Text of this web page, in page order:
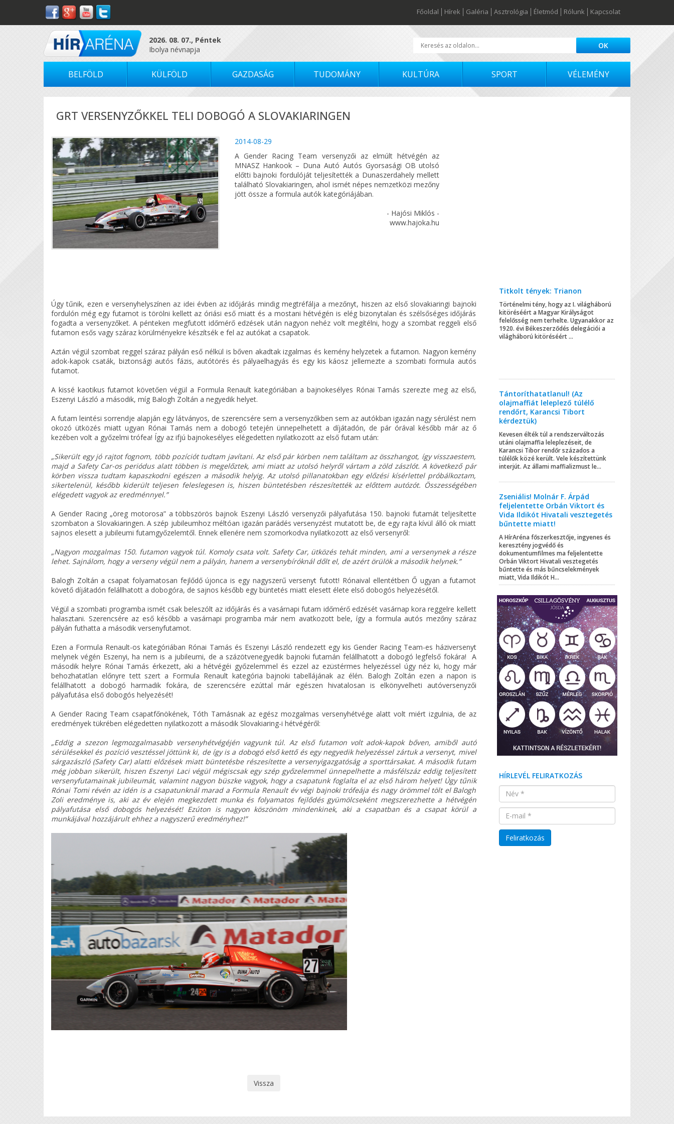
Főoldal Hírek Galéria Asztrológia Életmód Rólunk Kapcsolat
2026. 08. 07., Péntek
Ibolya névnapja
BELFÖLD KÜLFÖLD GAZDASÁG TUDOMÁNY KULTÚRA SPORT VÉLEMÉNY
GRT VERSENYZŐKKEL TELI DOBOGÓ A SLOVAKIARINGEN
2014-08-29
A Gender Racing Team versenyzői az elmúlt hétvégén az
MNASZ Hankook – Duna Autó Autós Gyorsasági OB utolsó
előtti bajnoki fordulóját teljesítették a Dunaszerdahely mellett
található Slovakiaringen, ahol ismét népes nemzetközi mezőny
jött össze a formula autók kategóriájában.
- Hajósi Miklós -
www.hajoka.hu
Úgy tűnik, ezen e versenyhelyszínen az idei évben az időjárás mindig megtréfálja a mezőnyt, hiszen az első slovakiaringi bajnoki
fordulón még egy futamot is törölni kellett az óriási eső miatt és a mostani hétvégén is elég bizonytalan és szélsőséges időjárás
fogadta a versenyzőket. A pénteken megfutott időmérő edzések után nagyon nehéz volt megítélni, hogy a szombat reggeli első
futamon esős vagy száraz körülményekre készítsék e fel az autókat a csapatok.
Aztán végül szombat reggel száraz pályán eső nélkül is bőven akadtak izgalmas és kemény helyzetek a futamon. Nagyon kemény
adok-kapok csaták, biztonsági autós fázis, autótörés és pályaelhagyás és egy kis káosz jellemezte a szombati formula autós
futamot.
A kissé kaotikus futamot követően végül a Formula Renault kategóriában a bajnokesélyes Rónai Tamás szerezte meg az első,
Eszenyi László a második, míg Balogh Zoltán a negyedik helyet.
A futam leintési sorrendje alapján egy látványos, de szerencsére sem a versenyzőkben sem az autókban igazán nagy sérülést nem
okozó ütközés miatt ugyan Rónai Tamás nem a dobogó tetején ünnepelhetett a díjátadón, de pár órával később már az ő
kezében volt a győzelmi trófea! Így az ifjú bajnokesélyes elégedetten nyilatkozott az első futam után:
„Sikerült egy jó rajtot fognom, több pozíciót tudtam javítani. Az első pár körben nem találtam az összhangot, így visszaestem,
majd a Safety Car-os periódus alatt többen is megelőztek, ami miatt az utolsó helyről vártam a zöld zászlót. A következő pár
körben vissza tudtam kapaszkodni egészen a második helyig. Az utolsó pillanatokban egy előzési kísérlettel próbálkoztam,
sikertelenül, később kiderült teljesen feleslegesen is, hiszen büntetésben részesítették az előttem autózót. Összességében
elégedett vagyok az eredménnyel.”
A Gender Racing „öreg motorosa” a többszörös bajnok Eszenyi László versenyzői pályafutása 150. bajnoki futamát teljesítette
szombaton a Slovakiaringen. A szép jubileumhoz méltóan igazán parádés versenyzést mutatott be, de egy rajta kívül álló ok miatt
sajnos elesett a jubileumi futamgyőzelemtől. Ennek ellenére nem szomorkodva nyilatkozott az első versenyről:
„Nagyon mozgalmas 150. futamon vagyok túl. Komoly csata volt. Safety Car, ütközés tehát minden, ami a versenynek a része
lehet. Sajnálom, hogy a verseny végül nem a pályán, hanem a versenybíróknál dőlt el, de azért örülök a második helynek.”
Balogh Zoltán a csapat folyamatosan fejlődő újonca is egy nagyszerű versenyt futott! Rónaival ellentétben Ő ugyan a futamot
követő díjátadón felállhatott a dobogóra, de sajnos később egy büntetés miatt elesett élete első dobogós helyezésétől.
Végül a szombati programba ismét csak beleszólt az időjárás és a vasárnapi futam időmérő edzését vasárnap kora reggelre kellett
halasztani. Szerencsére az eső később a vasárnapi programba már nem avatkozott bele, így a formula autós mezőny száraz
pályán futhatta a második versenyfutamot.
Ezen a Formula Renault-os kategóriában Rónai Tamás és Eszenyi László rendezett egy kis Gender Racing Team-es háziversenyt
melynek végén Eszenyi, ha nem is a jubileumi, de a százötvenegyedik bajnoki futamán felállhatott a dobogó legfelső fokára! A
második helyre Rónai Tamás érkezett, aki a hétvégéi győzelemmel és ezzel az ezüstérmes helyezéssel úgy néz ki, hogy már
behozhatatlan előnyre tett szert a Formula Renault kategória bajnoki tabellájának az élén. Balogh Zoltán ezen a napon is
felállhatott a dobogó harmadik fokára, de szerencsére ezúttal már egészen hivatalosan is elkönyvelheti autóversenyzői
pályafutása első dobogós helyezését!
A Gender Racing Team csapatfőnökének, Tóth Tamásnak az egész mozgalmas versenyhétvége alatt volt miért izgulnia, de az
eredmények tükrében elégedetten nyilatkozott a második Slovakiaring-i hétvégéről:
„Eddig a szezon legmozgalmasabb versenyhétvégéjén vagyunk túl. Az első futamon volt adok-kapok bőven, amiből autó
sérülésekkel és pozíció vesztéssel jöttünk ki, de így is a dobogó első kettő és egy negyedik helyezéssel zártuk a versenyt, mivel
sárgazászló (Safety Car) alatti előzések miatt büntetésbe részesítette a versenyigazgatóság a sporttársakat. A második futam
még jobban sikerült, hiszen Eszenyi Laci végül mégiscsak egy szép győzelemmel ünnepelhette a másfélszáz eddig teljesített
versenyfutamainak jubileumát, valamint nagyon büszke vagyok, hogy a csapatunk foglalta el az első három helyet! Úgy tűnik
Rónai Tomi révén az idén is a csapatunknál marad a Formula Renault év végi bajnoki trófeája és nagy örömmel tölt el Balogh
Zoli eredménye is, aki az év elején megkezdett munka és folyamatos fejlődés gyümölcseként megszerezhette a hétvégén
pályafutása első dobogós helyezését! Ezúton is nagyon köszönöm mindenkinek, aki a csapatban és a csapat körül a
munkájával hozzájárult ehhez a nagyszerű eredményhez!”
Vissza
Titkolt tények: Trianon
Történelmi tény, hogy az I. világháború
kitöréséért a Magyar Királyságot
felelősség nem terhelte. Ugyanakkor az
1920. évi Békeszerződés delegációi a
világháború kitöréséért ...
Tántoríthatatlanul! (Az
olajmaffiát leleplező túlélő
rendőrt, Karancsi Tibort
kérdeztük)
Kevesen élték túl a rendszerváltozás
utáni olajmaffia leleplezéseit, de
Karancsi Tibor rendőr százados a
túlélők közé került. Vele készítettünk
interjút. Az állami maffializmust le...
Zseniális! Molnár F. Árpád
feljelentette Orbán Viktort és
Vida Ildikót Hivatali vesztegetés
bűntette miatt!
A HírAréna főszerkesztője, ingyenes és
keresztény jogvédő és
dokumentumfilmes ma feljelentette
Orbán Viktort Hivatali vesztegetés
bűntette és más bűncselekmények
miatt, Vida Ildikót H...
HÍRLEVÉL FELIRATKOZÁS